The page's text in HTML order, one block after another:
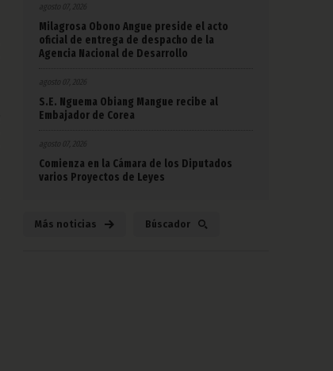
agosto 07, 2026
Milagrosa Obono Angue preside el acto
oficial de entrega de despacho de la
Agencia Nacional de Desarrollo
agosto 07, 2026
S.E. Nguema Obiang Mangue recibe al
Embajador de Corea
agosto 07, 2026
Comienza en la Cámara de los Diputados
varios Proyectos de Leyes
Más noticias Búscador